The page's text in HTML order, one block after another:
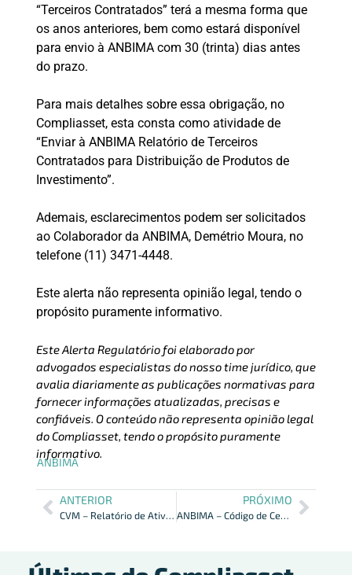
“Terceiros Contratados” terá a mesma forma que
os anos anteriores, bem como estará disponível
para envio à ANBIMA com 30 (trinta) dias antes
do prazo.
Para mais detalhes sobre essa obrigação, no
Compliasset, esta consta como atividade de
“Enviar à ANBIMA Relatório de Terceiros
Contratados para Distribuição de Produtos de
Investimento”.
Ademais, esclarecimentos podem ser solicitados
ao Colaborador da ANBIMA, Demétrio Moura, no
telefone (11) 3471-4448.
Este alerta não representa opinião legal, tendo o
propósito puramente informativo.
Este Alerta Regulatório foi elaborado por
advogados especialistas do nosso time jurídico, que
avalia diariamente as publicações normativas para
fornecer informações atualizadas, precisas e
confiáveis. O conteúdo não representa opinião legal
do Compliasset, tendo o propósito puramente
informativo.
ANBIMA
ANTERIOR
CVM – Relatório de Atividade Sancionadora do 3º Trimestre de 2021
PRÓXIMO
ANBIMA – Código de Certificação em Audiência Pública até 21/01